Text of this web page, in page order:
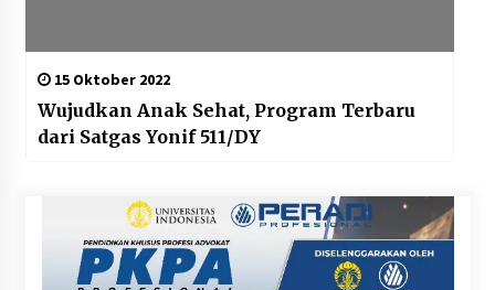
15 Oktober 2022
Wujudkan Anak Sehat, Program Terbaru
dari Satgas Yonif 511/DY